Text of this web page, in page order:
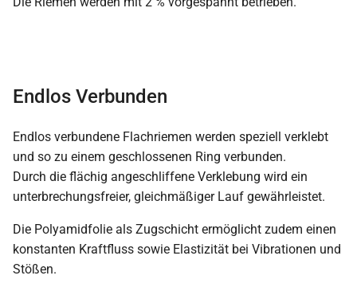
Endlos Verbunden
Endlos verbundene Flachriemen werden speziell verklebt
und so zu einem geschlossenen Ring verbunden.
Durch die flächig angeschliffene Verklebung wird ein
unterbrechungsfreier, gleichmäßiger Lauf gewährleistet.
Die Polyamidfolie als Zugschicht ermöglicht zudem einen
konstanten Kraftfluss sowie Elastizität bei Vibrationen und
Stößen.